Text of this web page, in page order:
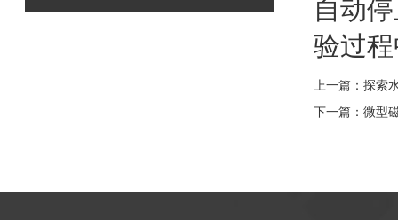
自动
验过
上一篇： 探索
下一篇： 微型